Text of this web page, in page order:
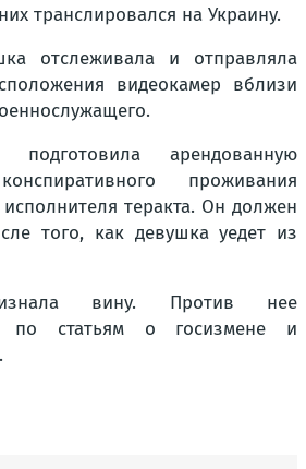
транслировался на Украину.
отслеживала и отправляла
видеокамер вблизи
подготовила арендованную
проживания
исполнителя теракта. Он должен
того, как девушка уедет из
вину. Против нее
по статьям о госизмене и